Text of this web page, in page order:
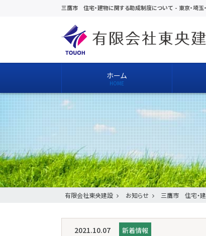
三鷹市 住宅・建物に関する助成制度について - 東京・埼
ホーム
有限会社東央建設 お知らせ 三鷹市 住宅・
2021.10.07 新着情報